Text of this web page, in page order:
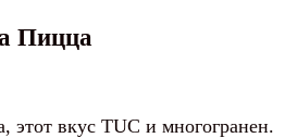
Пицца
этот вкус TUC и многогранен.